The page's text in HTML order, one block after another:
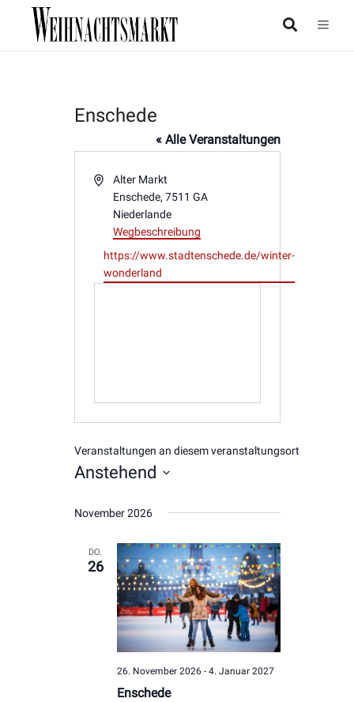
Enschede
« Alle Veranstaltungen
AdresseAlter Markt
Enschede, 7511 GA
Niederlande
Wegbeschreibung
Webseite
https://www.stadtenschede.de/winter-
wonderland
Veranstaltungen an diesem veranstaltungsort
Anstehend
wählen.
November 2026
DO.
26
Enschede
26. November 2026- 4. Januar 2027